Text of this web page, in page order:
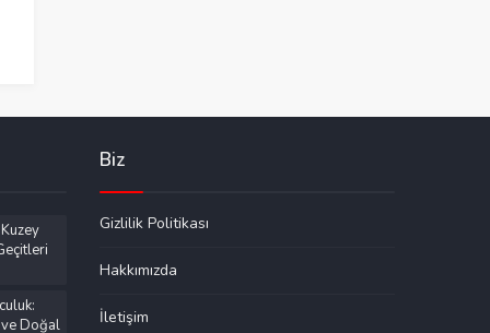
Doğal
Biz
Gizlilik Politikası
Hakkımızda
İletişim